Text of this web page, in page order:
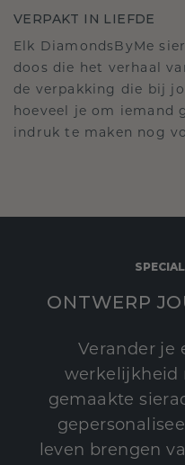
VERPAKT IN LIEFDE
Elk DiamondsByMe
doos die het verhaal
de verpakking die bij
hoeveel je om iemand
indruk te maken nog
ONTWERP
Verander je
werkelijkheid
gemaakte
leven brengen